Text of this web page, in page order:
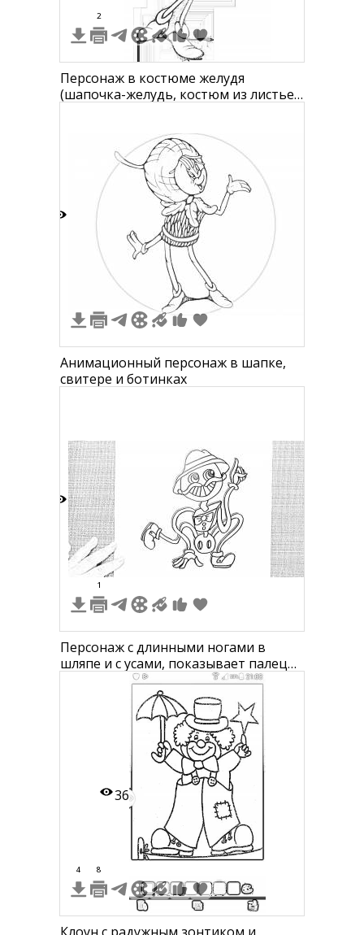
2
Персонаж в костюме желудя
(шапочка-желудь, костюм из листьев
Анимационный персонаж в шапке,
свитере и ботинках
1
Персонаж с длинными ногами в
шляпе и с усами, показывает палец
вверх, ботинки, рубашка с
пуговицами, бабочка
36
4 8